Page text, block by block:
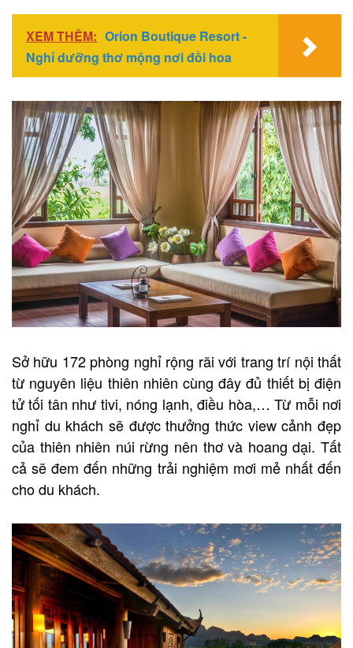
XEM THÊM: Orion Boutique Resort -
Nghỉ dưỡng thơ mộng nơi đồi hoa
Sở hữu 172 phòng nghỉ rộng rãi với trang trí nội thất
từ nguyên liệu thiên nhiên cùng đây đủ thiết bị điện
tử tối tân như tivi, nóng lạnh, điều hòa,… Từ mỗi nơi
nghỉ du khách sẽ được thưởng thức view cảnh đẹp
của thiên nhiên núi rừng nên thơ và hoang dại. Tất
cả sẽ đem đến những trải nghiệm mơi mẻ nhất đến
cho du khách.